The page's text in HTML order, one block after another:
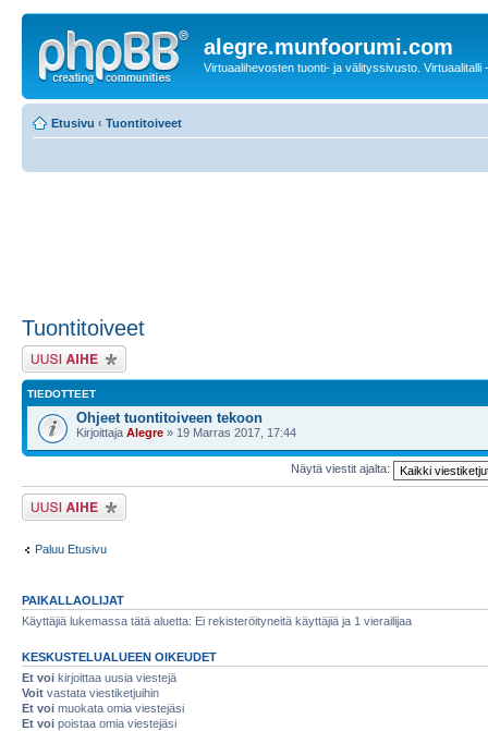
alegre.munfoorumi.com
Virtuaalihevosten tuonti- ja välityssivusto. Virtuaalitalli
Etusivu ‹ Tuontitoiveet
Tuontitoiveet
Lähetä uusi viesti
TIEDOTTEET
Ohjeet tuontitoiveen tekoon
Kirjoittaja Alegre » 19 Marras 2017, 17:44
Näytä viestit ajalta:
Lähetä uusi viesti
Paluu Etusivu
PAIKALLAOLIJAT
Käyttäjiä lukemassa tätä aluetta: Ei rekisteröityneitä käyttäjiä ja 1 vierailijaa
KESKUSTELUALUEEN OIKEUDET
Et voi kirjoittaa uusia viestejä
Voit vastata viestiketjuihin
Et voi muokata omia viestejäsi
Et voi poistaa omia viestejäsi